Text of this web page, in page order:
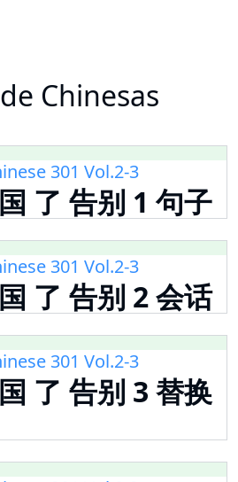
Chinesas
301 Vol.2-3
了 告别 1 句子
301 Vol.2-3
了 告别 2 会话
301 Vol.2-3
了 告别 3 替换